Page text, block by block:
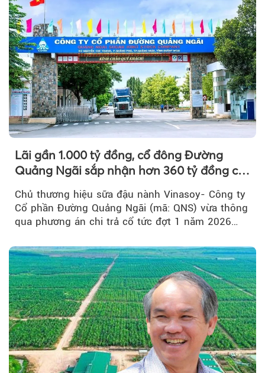
Lãi gần 1.000 tỷ đồng, cổ đông Đường
Quảng Ngãi sắp nhận hơn 360 tỷ đồng cổ
Chủ thương hiệu sữa đậu nành Vinasoy- Công ty
Cổ phần Đường Quảng Ngãi (mã: QNS) vừa thông
qua phương án chi trả cổ tức đợt 1 năm 2026